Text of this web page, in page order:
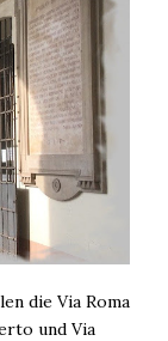
die Via Roma
und Via